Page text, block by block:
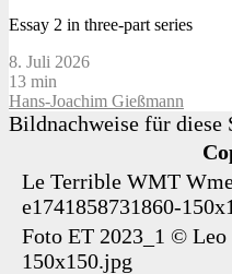
Essay 2 in three-part series
8. Juli 2026
13 min
Hans-Joachim Gießmann
Bildnachweise für diese
Le Terrible WMT
e1741858731860-
Foto ET 2023_1 © Leo
150x150.jpg